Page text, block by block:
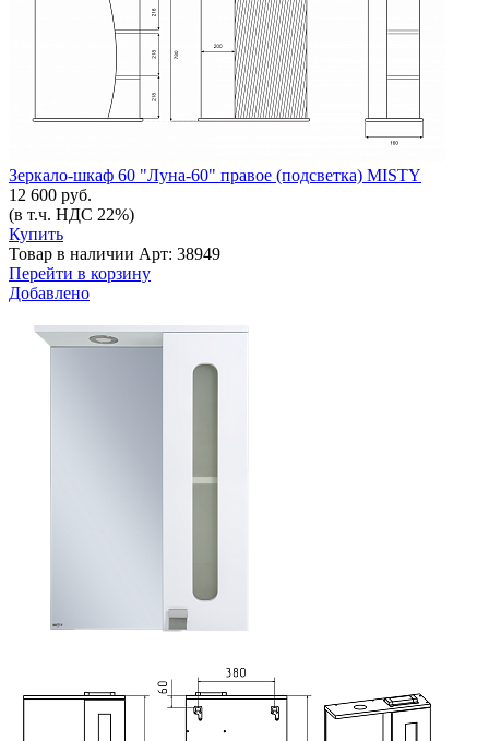
Зеркало-шкаф 60 "Луна-60" правое (подсветка) MISTY
12 600 руб.
(в т.ч. НДС 22%)
Купить
Товар в наличии Арт: 38949
Перейти в корзину
Добавлено